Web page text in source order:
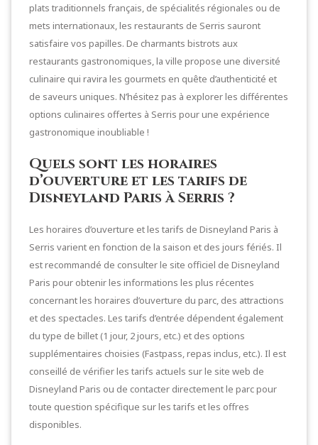
plats traditionnels français, de spécialités régionales ou de
mets internationaux, les restaurants de Serris sauront
satisfaire vos papilles. De charmants bistrots aux
restaurants gastronomiques, la ville propose une diversité
culinaire qui ravira les gourmets en quête d’authenticité et
de saveurs uniques. N’hésitez pas à explorer les différentes
options culinaires offertes à Serris pour une expérience
gastronomique inoubliable !
Quels sont les horaires
d’ouverture et les tarifs de
Disneyland Paris à Serris ?
Les horaires d’ouverture et les tarifs de Disneyland Paris à
Serris varient en fonction de la saison et des jours fériés. Il
est recommandé de consulter le site officiel de Disneyland
Paris pour obtenir les informations les plus récentes
concernant les horaires d’ouverture du parc, des attractions
et des spectacles. Les tarifs d’entrée dépendent également
du type de billet (1 jour, 2 jours, etc.) et des options
supplémentaires choisies (Fastpass, repas inclus, etc.). Il est
conseillé de vérifier les tarifs actuels sur le site web de
Disneyland Paris ou de contacter directement le parc pour
toute question spécifique sur les tarifs et les offres
disponibles.